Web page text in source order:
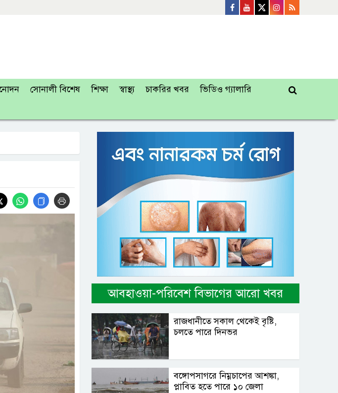
সোনালী বিশেষ শিক্ষা স্বাস্থ্য চাকরির খবর
ভিডিও গ্যালারি
আবহাওয়া-পরিবেশ বিভাগের আরো খবর
রাজধানীতে সকাল থেকেই বৃষ্টি,
চলতে পারে দিনভর
বঙ্গোপসাগরে নিম্নচাপের আশঙ্কা,
প্লাবিত হতে পারে ১০ জেলা